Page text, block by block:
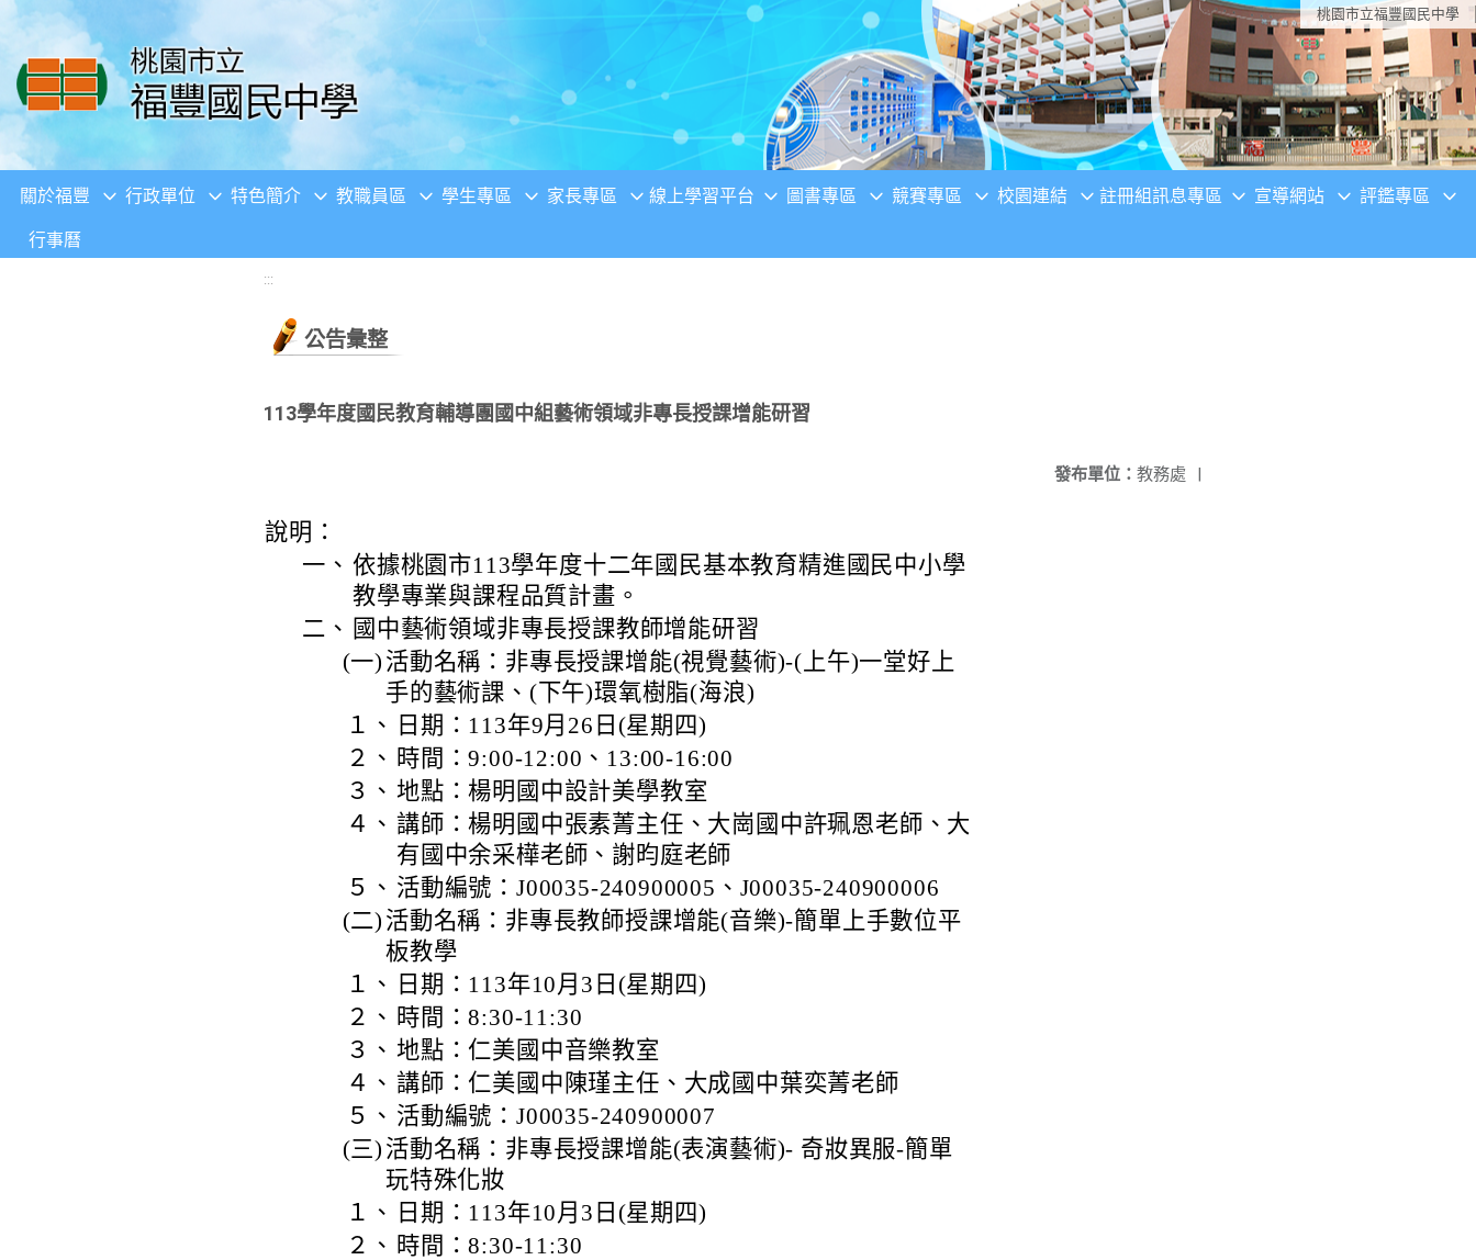
移至網頁之主要內容區位置 桃園市立福豐國民中學
關於福豐 行政單位 特色簡介 教職員區 學生專區 家長專區 線上學習平台 圖書專區 競賽專區 校園連結 註冊組訊息專區 宣導網站 評鑑專區
行事曆
:::
公告彙整
113學年度國民教育輔導團國中組藝術領域非專長授課增能研習
發布單位： 教務處 |
說明：
一、 依據桃園市113學年度十二年國民基本教育精進國民中小學
教學專業與課程品質計畫。
二、 國中藝術領域非專長授課教師增能研習
(一) 活動名稱：非專長授課增能(視覺藝術)-(上午)一堂好上
手的藝術課、(下午)環氧樹脂(海浪)
１、
日期：113年9月26日(星期四)
２、 時間：9:00-12:00、13:00-16:00
３、 地點：楊明國中設計美學教室
４、 講師：楊明國中張素菁主任、大崗國中許珮恩老師、大
有國中余采樺老師、謝昀庭老師
５、 活動編號：J00035-240900005、J00035-240900006
(二) 活動名稱：非專長教師授課增能(音樂)-簡單上手數位平
板教學
１、
日期：113年10月3日(星期四)
２、 時間：8:30-11:30
３、 地點：仁美國中音樂教室
４、 講師：仁美國中陳瑾主任、大成國中葉奕菁老師
５、 活動編號：J00035-240900007
(三) 活動名稱：非專長授課增能(表演藝術)- 奇妝異服-簡單
玩特殊化妝
１、
日期：113年10月3日(星期四)
２、 時間：8:30-11:30